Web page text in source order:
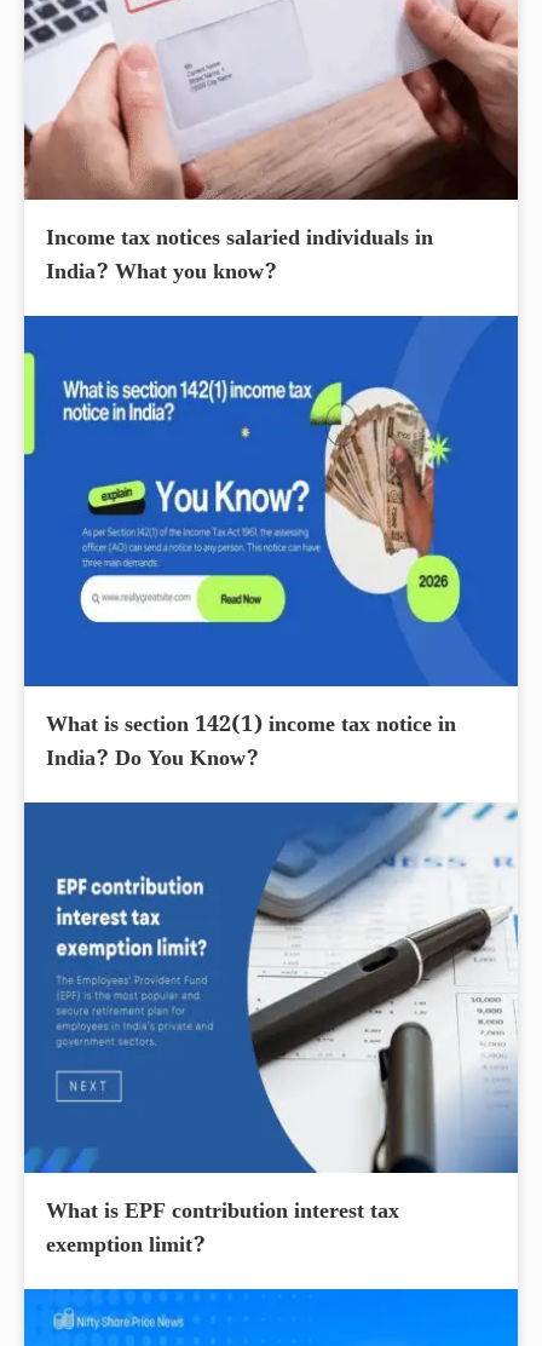
Income tax notices salaried individuals in
India? What you know?
What is section 142(1) income tax notice in
India? Do You Know?
What is EPF contribution interest tax
exemption limit?